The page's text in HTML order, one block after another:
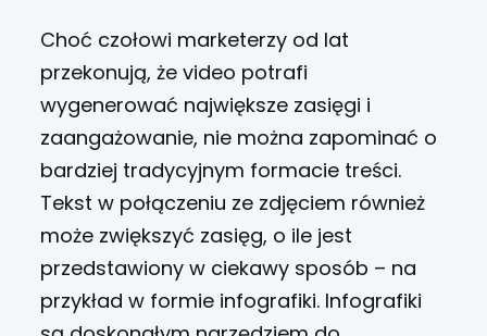
Choć czołowi marketerzy od lat
przekonują, że video potrafi
wygenerować największe zasięgi i
zaangażowanie, nie można zapominać o
bardziej tradycyjnym formacie treści.
Tekst w połączeniu ze zdjęciem również
może zwiększyć zasięg, o ile jest
przedstawiony w ciekawy sposób – na
przykład w formie infografiki. Infografiki